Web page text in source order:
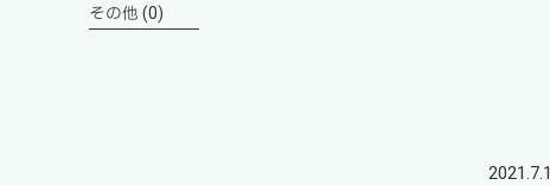
2021.7.1
その他 (0)